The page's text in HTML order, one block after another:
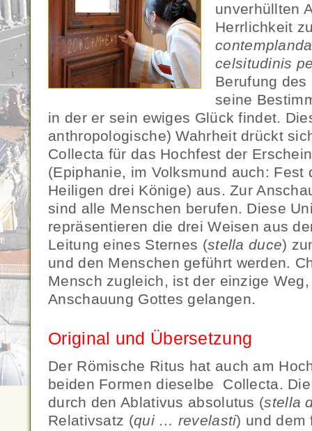
unverhüllten
Herrlichkeit
celsitudinis
Berufung
seine
in der er sein ewiges Glück findet.
anthropologische) Wahrheit drückt
Collecta für das Hochfest der
(Epiphanie, im Volksmund auch: Fest
Heiligen drei Könige) aus. Zur
sind alle Menschen berufen. Diese
repräsentieren die drei Weisen aus
Leitung eines Sternes (stella duce)
und den Menschen geführt werden.
Mensch zugleich, ist der einzige
Anschauung Gottes gelangen.
Original und Übersetzung
Der Römische Ritus hat auch am
beiden Formen dieselbe Collecta.
durch den Ablativus absolutus (stella
Relativsatz (qui … revelasti) und dem